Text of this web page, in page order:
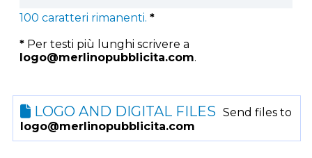
100 caratteri rimanenti. *
* Per testi più lunghi scrivere a
logo@merlinopubblicita.com.
LOGO AND DIGITAL FILES Send files to
logo@merlinopubblicita.com